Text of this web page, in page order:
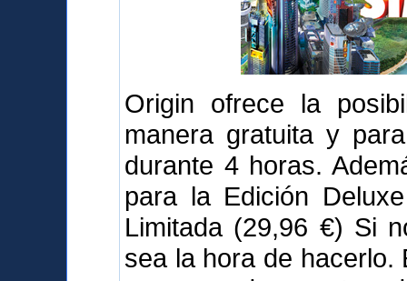
Origin ofrece la
manera gratuita y
durante 4 horas.
para la Edición
Limitada (29,96 €) Si
sea la hora de hacerlo.